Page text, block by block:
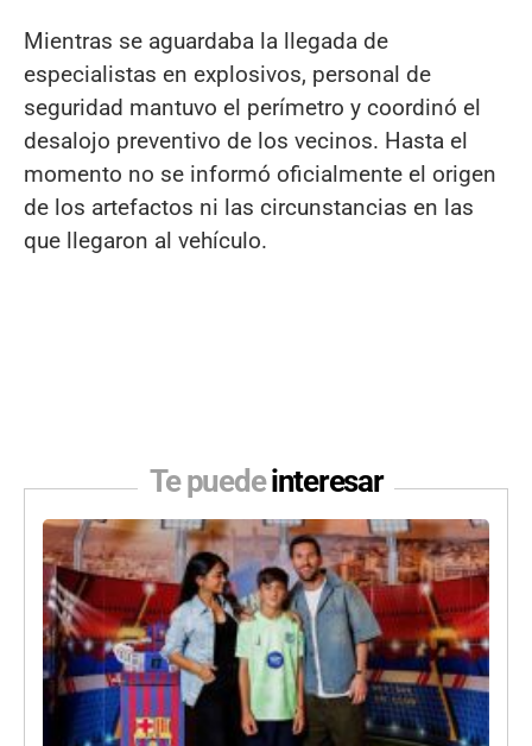
Mientras se aguardaba la llegada de
especialistas en explosivos, personal de
seguridad mantuvo el perímetro y coordinó el
desalojo preventivo de los vecinos. Hasta el
momento no se informó oficialmente el origen
de los artefactos ni las circunstancias en las
que llegaron al vehículo.
Te puedeinteresar